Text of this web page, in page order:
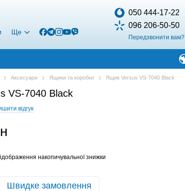
Ще
050 444-17-22
096 206-50-50
Передзвонити вам?
Аксесуари Ящики та коробки Ящик Versus VS-7040 Black
VS-7040 Black
відгук
накопичувальної знижки
Швидке замовлення